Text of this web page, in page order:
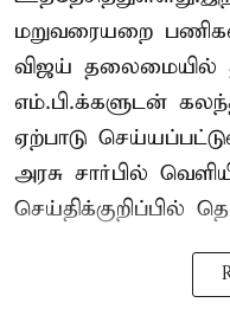
மறுவரையறை
விஜய் தலைமையில்
எம்.பி.க்களுடன்
ஏற்பாடு
அரசு சார்பில்
செய்திக்குறிப்பில்